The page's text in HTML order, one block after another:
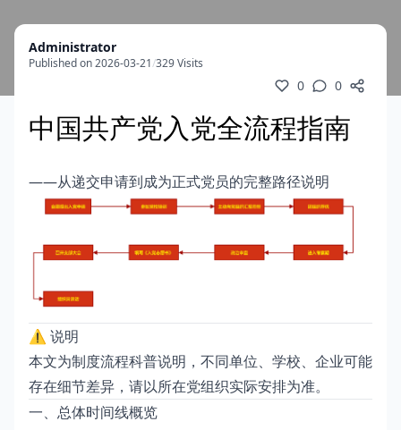
Administrator
Published on 2026-03-21/329 Visits
0 0
中国共产党入党全流程指南
——从递交申请到成为正式党员的完整路径说明
⚠️ 说明
本文为制度流程科普说明，不同单位、学校、企业可能
存在细节差异，请以所在党组织实际安排为准。
一、总体时间线概览